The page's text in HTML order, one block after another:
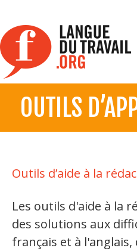
contenu
principal
À propos
Qui sommes-nous?
Historique France
Historique
OUTILS
Outils d’aide à la
Les outils d'aide à la
des solutions aux
français et à l'anglais,